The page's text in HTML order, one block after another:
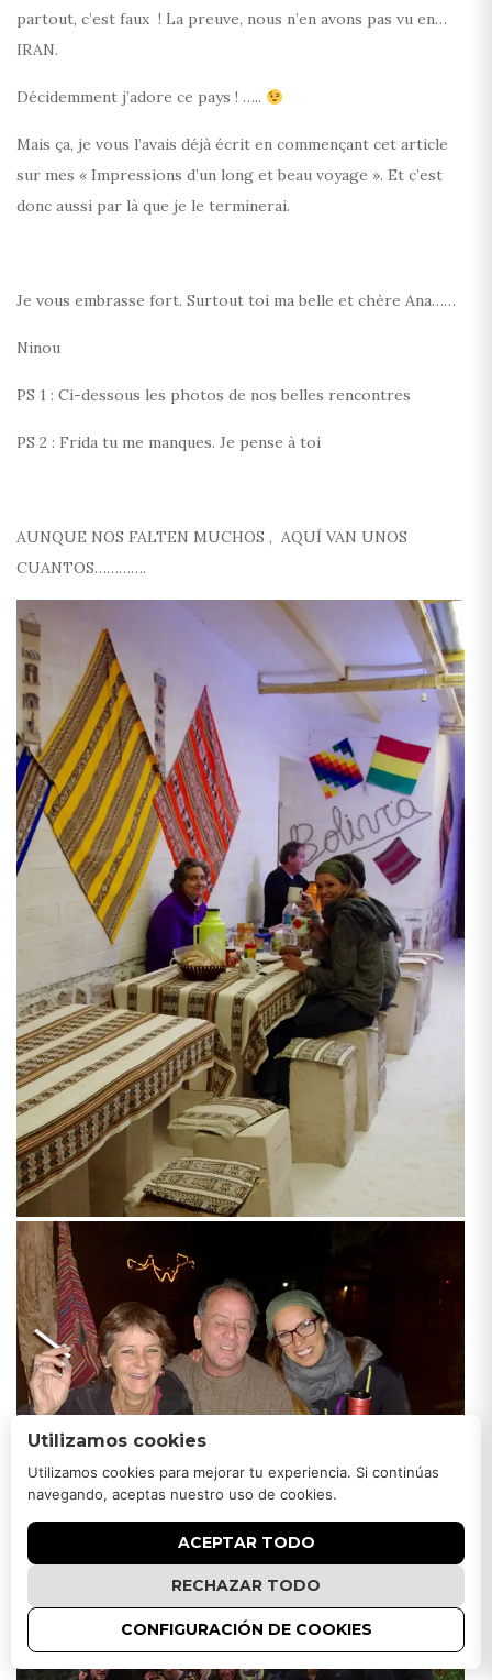
partout, c’est faux ! La preuve, nous n’en avons pas vu en…
IRAN.
Décidemment j’adore ce pays ! …..
Mais ça, je vous l’avais déjà écrit en commençant cet article
sur mes « Impressions d’un long et beau voyage ». Et c’est
donc aussi par là que je le terminerai.
Je vous embrasse fort. Surtout toi ma belle et chère Ana……
Ninou
PS 1 : Ci-dessous les photos de nos belles rencontres
PS 2 : Frida tu me manques. Je pense à toi
AUNQUE NOS FALTEN MUCHOS , AQUÍ VAN UNOS
CUANTOS………….
Utilizamos cookies
Utilizamos cookies para mejorar tu experiencia. Si continúas
navegando, aceptas nuestro uso de cookies.
ACEPTAR TODO
RECHAZAR TODO
CONFIGURACIÓN DE COOKIES